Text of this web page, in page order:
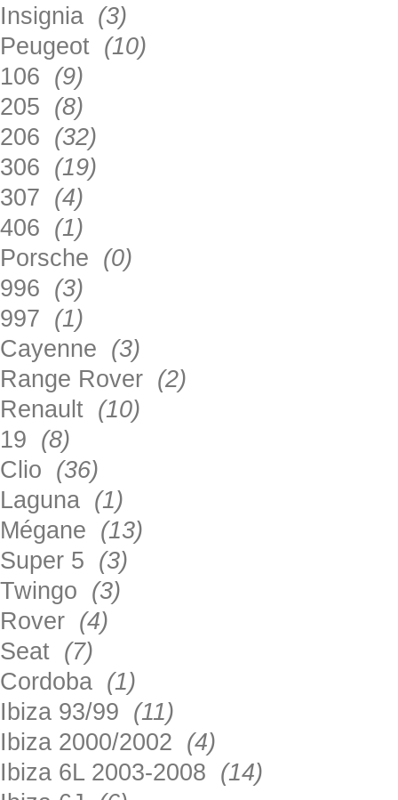
Insignia (3)
Peugeot (10)
106 (9)
205 (8)
206 (32)
306 (19)
307 (4)
406 (1)
Porsche (0)
996 (3)
997 (1)
Cayenne (3)
Range Rover (2)
Renault (10)
19 (8)
Clio (36)
Laguna (1)
Mégane (13)
Super 5 (3)
Twingo (3)
Rover (4)
Seat (7)
Cordoba (1)
Ibiza 93/99 (11)
Ibiza 2000/2002 (4)
Ibiza 6L 2003-2008 (14)